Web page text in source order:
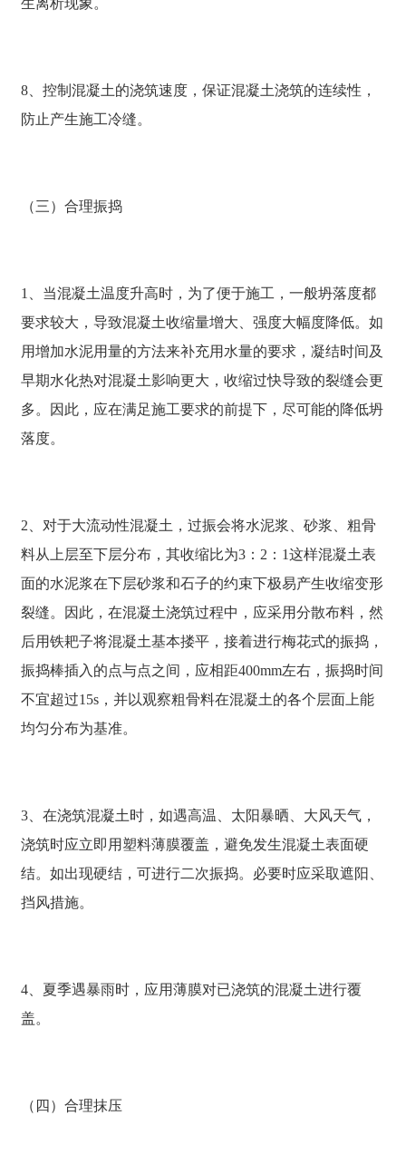
8、控制混凝土的浇筑速度，保证混凝土浇筑的连续性，
防止产生施工冷缝。
（三）合理振捣
1、当混凝土温度升高时，为了便于施工，一般坍落度都
要求较大，导致混凝土收缩量增大、强度大幅度降低。如
用增加水泥用量的方法来补充用水量的要求，凝结时间及
早期水化热对混凝土影响更大，收缩过快导致的裂缝会更
多。因此，应在满足施工要求的前提下，尽可能的降低坍
落度。
2、对于大流动性混凝土，过振会将水泥浆、砂浆、粗骨
料从上层至下层分布，其收缩比为3：2：1这样混凝土表
面的水泥浆在下层砂浆和石子的约束下极易产生收缩变形
裂缝。因此，在混凝土浇筑过程中，应采用分散布料，然
后用铁耙子将混凝土基本搂平，接着进行梅花式的振捣，
振捣棒插入的点与点之间，应相距400mm左右，振捣时间
不宜超过15s，并以观察粗骨料在混凝土的各个层面上能
均匀分布为基准。
3、在浇筑混凝土时，如遇高温、太阳暴晒、大风天气，
浇筑时应立即用塑料薄膜覆盖，避免发生混凝土表面硬
结。如出现硬结，可进行二次振捣。必要时应采取遮阳、
挡风措施。
4、夏季遇暴雨时，应用薄膜对已浇筑的混凝土进行覆
盖。
（四）合理抹压